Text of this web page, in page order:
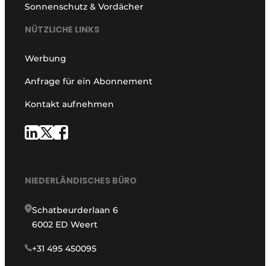
Sonnenschutz & Vordächer
NÜTZLICHE LINKS
Werbung
Anfrage für ein Abonnement
Kontakt aufnehmen
NIEDERLÄNDISCHES BÜRO
Schatbeurderlaan 6
6002 ED Weert
+31 495 450095